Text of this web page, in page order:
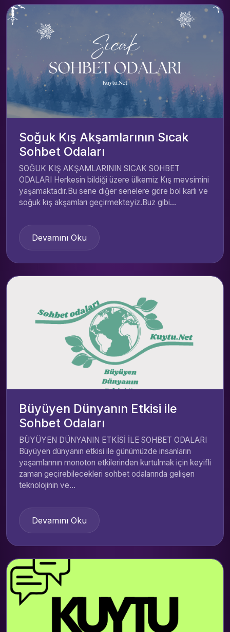
Soğuk Kış Akşamlarının Sıcak
Sohbet Odaları
SOĞUK KIŞ AKŞAMLARININ SICAK SOHBET
ODALARI Herkesin bildiği üzere ülkemiz Kış mevsimini
yaşamaktadır.Bu sene diğer senelere göre bol karlı ve
soğuk kış akşamları geçirmekteyiz.Buz gibi...
Devamını Oku
Büyüyen Dünyanın Etkisi ile
Sohbet Odaları
BÜYÜYEN DÜNYANIN ETKİSİ İLE SOHBET ODALARI
Büyüyen dünyanın etkisi ile günümüzde insanların
yaşamlarının monoton etkilerinden kurtulmak için keyifli
zaman geçirebilecekleri sohbet odalarında gelişen
teknolojinin ve...
Devamını Oku